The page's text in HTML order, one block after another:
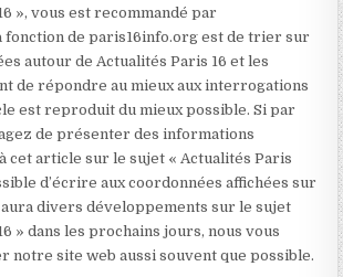
», vous est recommandé par
fonction de paris16info.org est de trier sur
autour de Actualités Paris 16 et les
de répondre au mieux aux interrogations
est reproduit du mieux possible. Si par
de présenter des informations
cet article sur le sujet « Actualités Paris
d’écrire aux coordonnées affichées sur
divers développements sur le sujet
» dans les prochains jours, nous vous
notre site web aussi souvent que possible.